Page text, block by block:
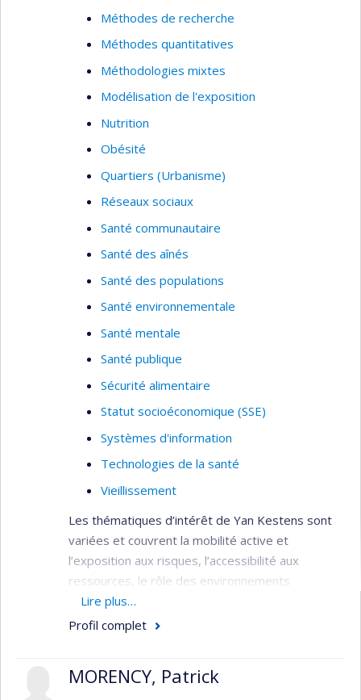
Méthodes de recherche
Méthodes quantitatives
Méthodologies mixtes
Modélisation de l'exposition
Nutrition
Obésité
Quartiers (Urbanisme)
Réseaux sociaux
Santé communautaire
Santé des aînés
Santé des populations
Santé environnementale
Santé mentale
Santé publique
Sécurité alimentaire
Statut socioéconomique (SSE)
Systèmes d'information
Technologies de la santé
Vieillissement
Les thématiques d’intérêt de Yan Kestens sont
variées et couvrent la mobilité active et
l’exposition aux risques, l’accessibilité aux
ressources, le rôle des environnements
alimentaires, le vieillissement et la santé mentale.
Développement et application d’outils de
caractériser les facteurs et processus
Lire plus…
Profil complet
MORENCY, Patrick